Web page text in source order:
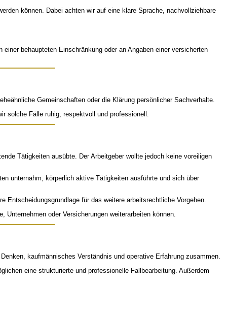
können. Dabei achten wir auf eine klare Sprache, nachvollziehbare
behaupteten Einschränkung oder an Angaben einer versicherten
Gemeinschaften oder die Klärung persönlicher Sachverhalte.
solche Fälle ruhig, respektvoll und professionell.
Tätigkeiten ausübte. Der Arbeitgeber wollte jedoch keine voreiligen
unternahm, körperlich aktive Tätigkeiten ausführte und sich über
für das weitere arbeitsrechtliche Vorgehen.
oder Versicherungen weiterarbeiten können.
kaufmännisches Verständnis und operative Erfahrung zusammen.
eine strukturierte und professionelle Fallbearbeitung. Außerdem